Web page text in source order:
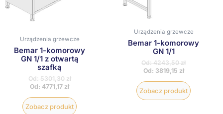
Urządzenia grzewcze
Bemar 1-komorowy
GN 1/1 z otwartą
szafką
Od:5301,30zł
Od: 4771,17 zł
Zobacz produkt
Urządzenia grzewcze
Bemar 1-komorowy
GN 1/1
Od:4243,50zł
Od: 3819,15 zł
Zobacz produkt